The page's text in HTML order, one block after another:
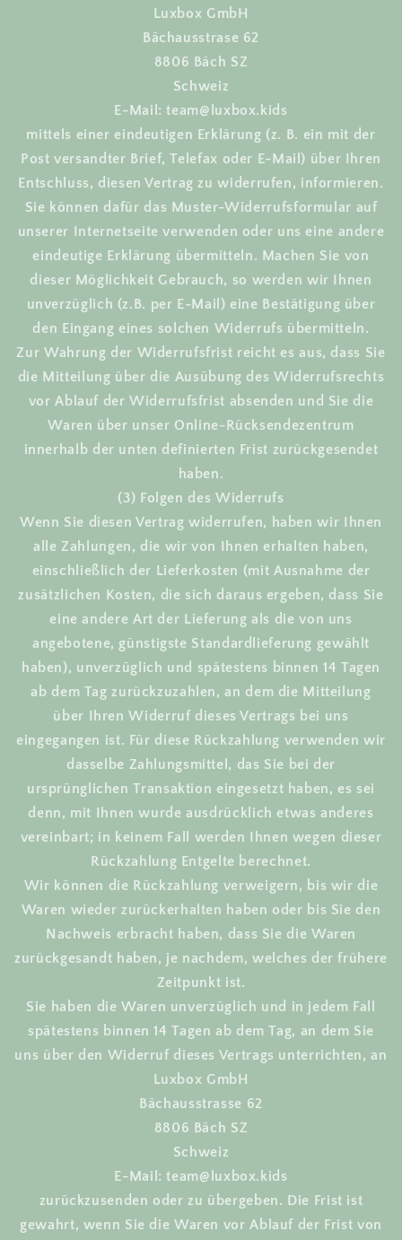
Luxbox GmbH
Bächausstrase 62
8806 Bäch SZ
Schweiz
E-Mail: team@luxbox.kids
mittels einer eindeutigen Erklärung (z. B. ein mit der
Post versandter Brief, Telefax oder E-Mail) über Ihren
Entschluss, diesen Vertrag zu widerrufen, informieren.
Sie können dafür das Muster-Widerrufsformular auf
unserer Internetseite verwenden oder uns eine andere
eindeutige Erklärung übermitteln. Machen Sie von
dieser Möglichkeit Gebrauch, so werden wir Ihnen
unverzüglich (z.B. per E-Mail) eine Bestätigung über
den Eingang eines solchen Widerrufs übermitteln.
Zur Wahrung der Widerrufsfrist reicht es aus, dass Sie
die Mitteilung über die Ausübung des Widerrufsrechts
vor Ablauf der Widerrufsfrist absenden und Sie die
Waren über unser Online-Rücksendezentrum
innerhalb der unten definierten Frist zurückgesendet
haben.
(3) Folgen des Widerrufs
Wenn Sie diesen Vertrag widerrufen, haben wir Ihnen
alle Zahlungen, die wir von Ihnen erhalten haben,
einschließlich der Lieferkosten (mit Ausnahme der
zusätzlichen Kosten, die sich daraus ergeben, dass Sie
eine andere Art der Lieferung als die von uns
angebotene, günstigste Standardlieferung gewählt
haben), unverzüglich und spätestens binnen 14 Tagen
ab dem Tag zurückzuzahlen, an dem die Mitteilung
über Ihren Widerruf dieses Vertrags bei uns
eingegangen ist. Für diese Rückzahlung verwenden wir
dasselbe Zahlungsmittel, das Sie bei der
ursprünglichen Transaktion eingesetzt haben, es sei
denn, mit Ihnen wurde ausdrücklich etwas anderes
vereinbart; in keinem Fall werden Ihnen wegen dieser
Rückzahlung Entgelte berechnet.
Wir können die Rückzahlung verweigern, bis wir die
Waren wieder zurückerhalten haben oder bis Sie den
Nachweis erbracht haben, dass Sie die Waren
zurückgesandt haben, je nachdem, welches der frühere
Zeitpunkt ist.
Sie haben die Waren unverzüglich und in jedem Fall
spätestens binnen 14 Tagen ab dem Tag, an dem Sie
uns über den Widerruf dieses Vertrags unterrichten, an
Luxbox GmbH
Bächausstrasse 62
8806 Bäch SZ
Schweiz
E-Mail: team@luxbox.kids
zurückzusenden oder zu übergeben. Die Frist ist
gewahrt, wenn Sie die Waren vor Ablauf der Frist von